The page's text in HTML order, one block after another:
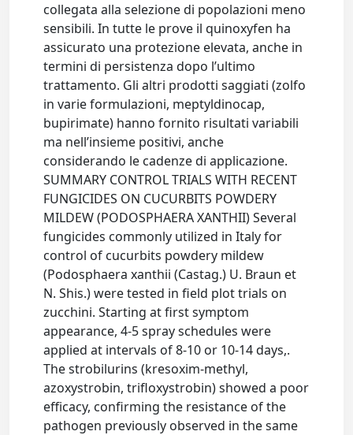
collegata alla selezione di popolazioni meno
sensibili. In tutte le prove il quinoxyfen ha
assicurato una protezione elevata, anche in
termini di persistenza dopo l’ultimo
trattamento. Gli altri prodotti saggiati (zolfo
in varie formulazioni, meptyldinocap,
bupirimate) hanno fornito risultati variabili
ma nell’insieme positivi, anche
considerando le cadenze di applicazione.
SUMMARY CONTROL TRIALS WITH RECENT
FUNGICIDES ON CUCURBITS POWDERY
MILDEW (PODOSPHAERA XANTHII) Several
fungicides commonly utilized in Italy for
control of cucurbits powdery mildew
(Podosphaera xanthii (Castag.) U. Braun et
N. Shis.) were tested in field plot trials on
zucchini. Starting at first symptom
appearance, 4-5 spray schedules were
applied at intervals of 8-10 or 10-14 days,.
The strobilurins (kresoxim-methyl,
azoxystrobin, trifloxystrobin) showed a poor
efficacy, confirming the resistance of the
pathogen previously observed in the same